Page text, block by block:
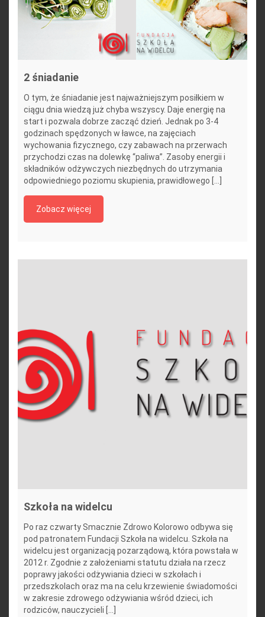
2 śniadanie
O tym, że śniadanie jest najważniejszym posiłkiem w
ciągu dnia wiedzą już chyba wszyscy. Daje energię na
start i pozwala dobrze zacząć dzień. Jednak po 3-4
godzinach spędzonych w ławce, na zajęciach
wychowania fizycznego, czy zabawach na przerwach
przychodzi czas na dolewkę “paliwa”. Zasoby energii i
składników odżywczych niezbędnych do utrzymania
odpowiedniego poziomu skupienia, prawidłowego [...]
Zobacz więcej
Szkoła na widelcu
Po raz czwarty Smacznie Zdrowo Kolorowo odbywa się
pod patronatem Fundacji Szkoła na widelcu. Szkoła na
widelcu jest organizacją pozarządową, która powstała w
2012 r. Zgodnie z założeniami statutu działa na rzecz
poprawy jakości odżywiania dzieci w szkołach i
przedszkolach oraz ma na celu krzewienie świadomości
w zakresie zdrowego odżywiania wśród dzieci, ich
rodziców, nauczycieli [...]